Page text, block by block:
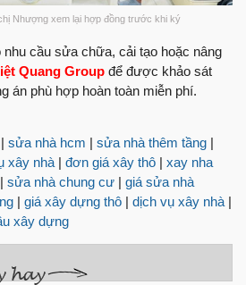
Nhượng xem lại hợp đồng trước khi ký
nhu cầu sửa chữa, cải tạo hoặc nâng
Quang Group để được khảo sát
án phù hợp hoàn toàn miễn phí.
sửa nhà hcm sửa nhà thêm tầng
xây nhà| đơn giá xây thô
xay nha
sửa nhà chung cư
giá sửa nhà
giá xây dựng thô dịch vụ xây nhà|
xây dựng